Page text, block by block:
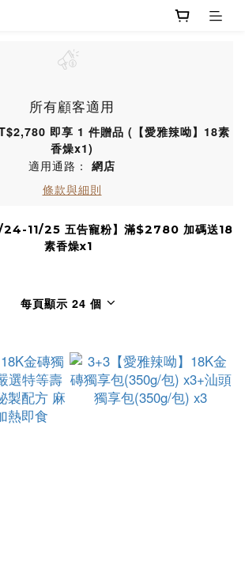
所有顧客適用
即享 1 件贈品 (【愛雅辣呦】18素
香燥x1)
適用通路： 網店
條款與細則
24-11/25 五告寵粉】滿$2780 加碼送18
素香燥x1
每頁顯示 24 個